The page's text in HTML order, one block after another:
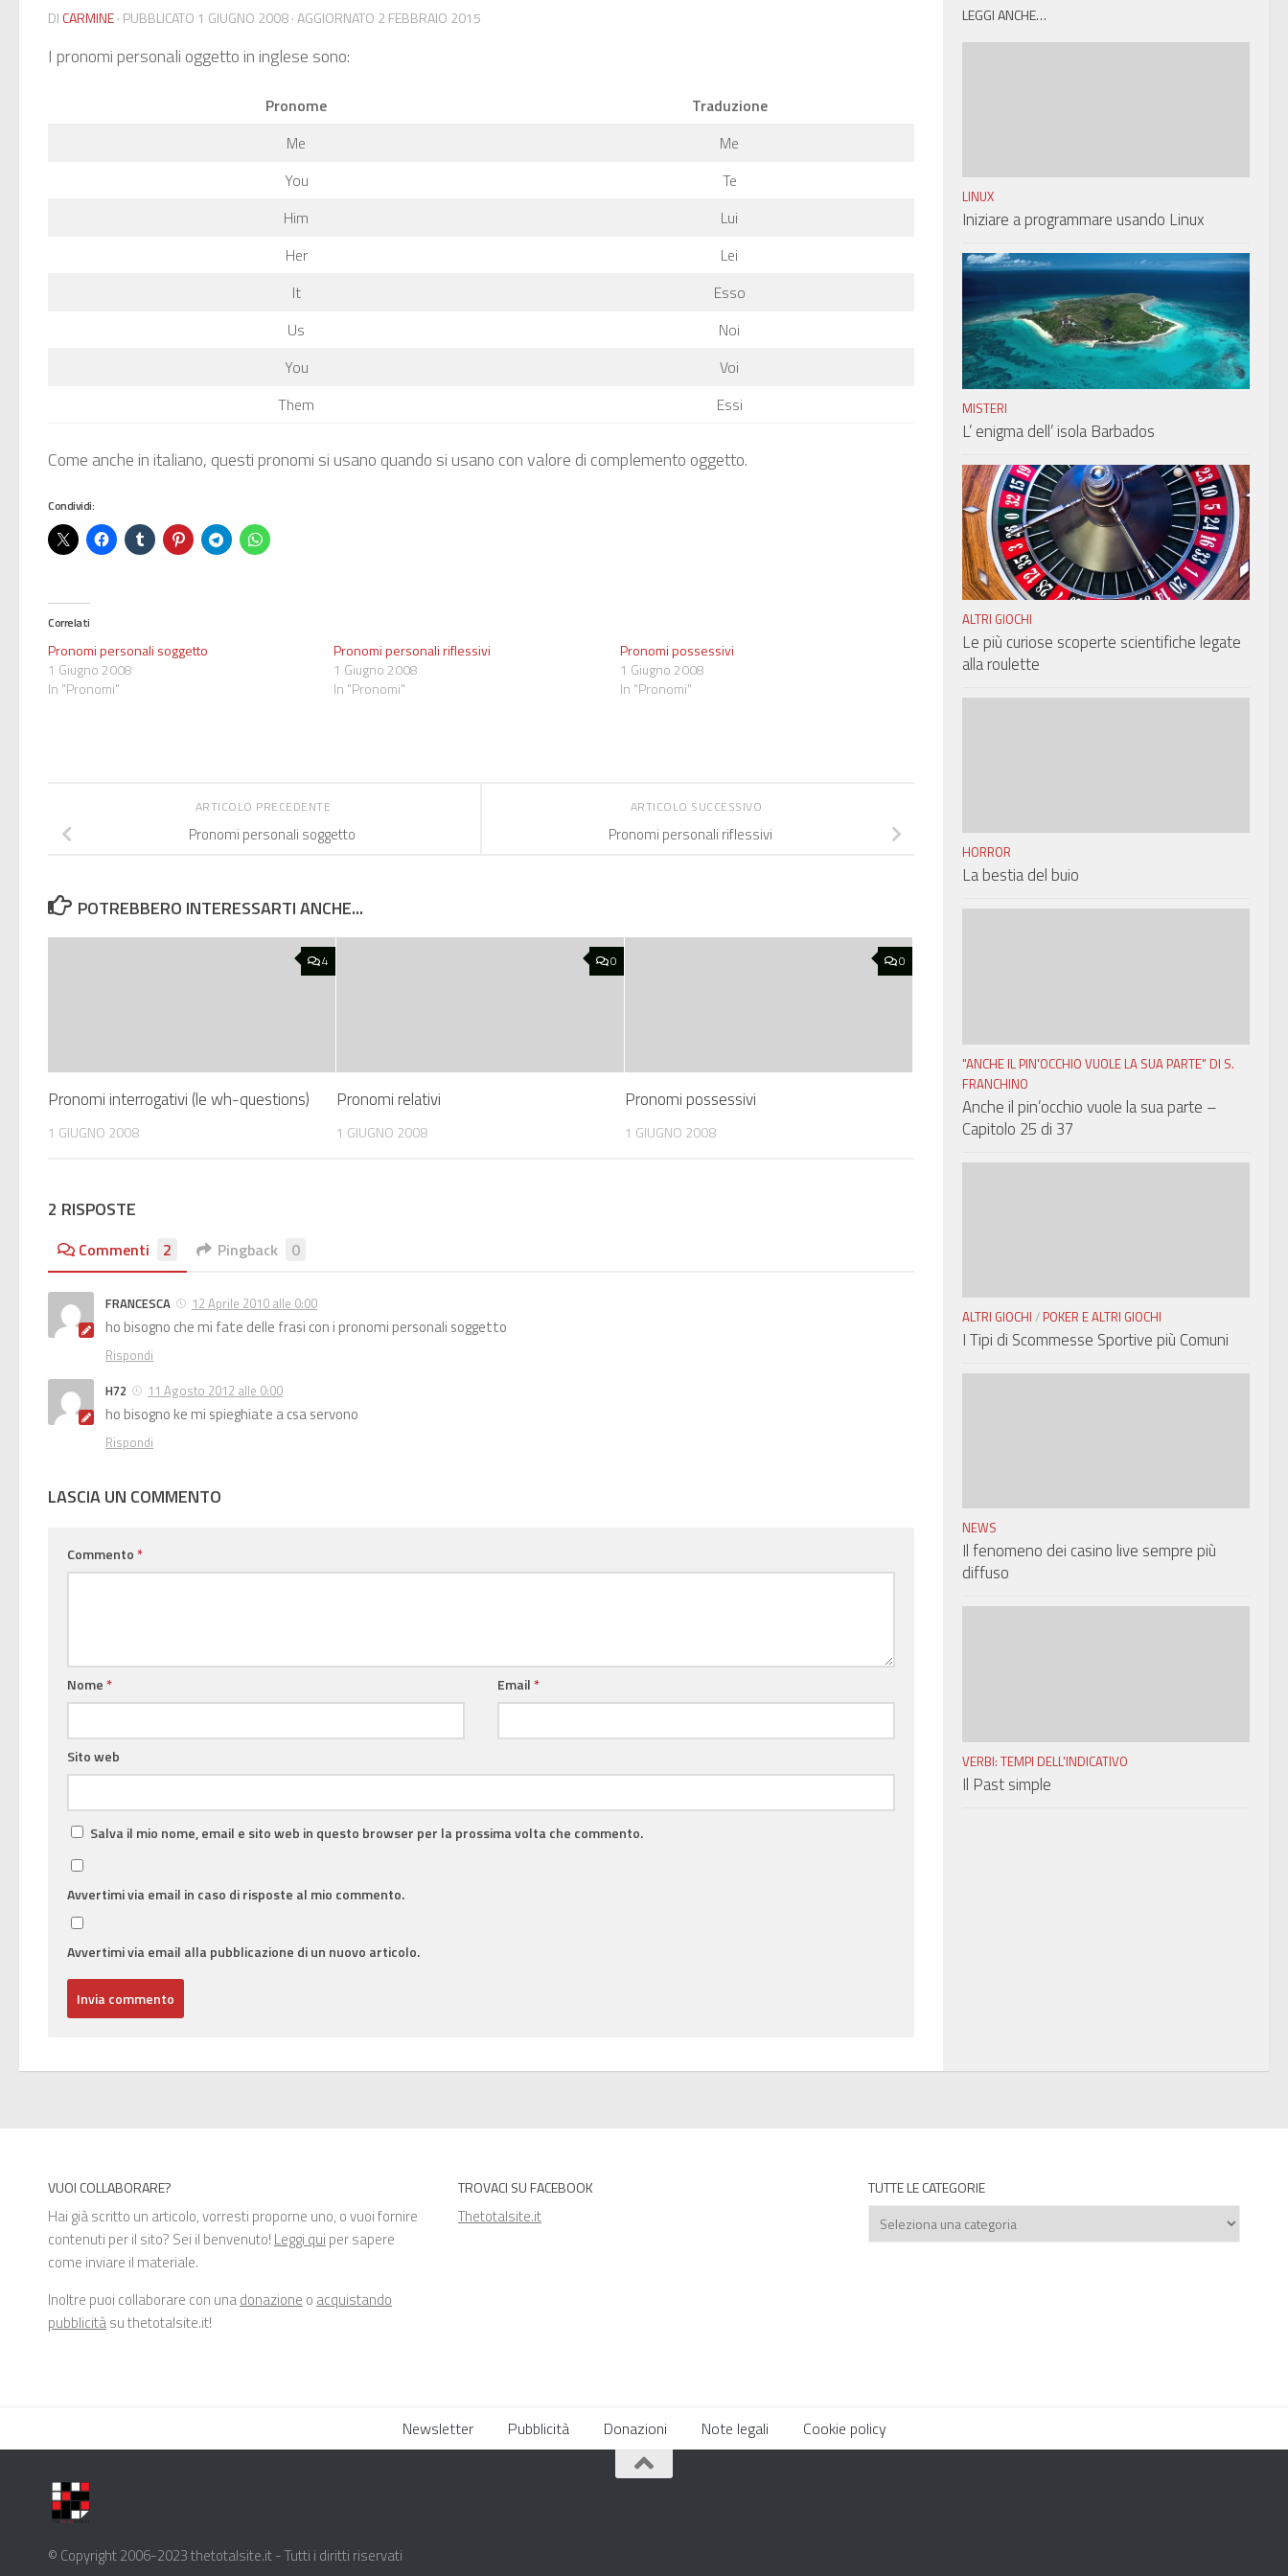
DI CARMINE· PUBBLICATO 1 GIUGNO 2008· AGGIORNATO 2 FEBBRAIO 2015
I pronomi personali oggetto in inglese sono:
Pronome
Traduzione
Me
Me
You
Te
Him
Lui
Her
Lei
It
Esso
Us
Noi
You
Voi
Them
Essi
Come anche in italiano, questi pronomi si usano quando si usano con valore di complemento oggetto.
Condividi:
Correlati
Pronomi personali soggetto
1 Giugno 2008
In "Pronomi"
Pronomi personali riflessivi
1 Giugno 2008
In "Pronomi"
Pronomi possessivi
1 Giugno 2008
In "Pronomi"
ARTICOLO SUCCESSIVO
Pronomi personali riflessivi
ARTICOLO PRECEDENTE
Pronomi personali soggetto
POTREBBERO INTERESSARTI ANCHE...
4
Pronomi interrogativi (le wh-questions)
1 GIUGNO 2008
0
Pronomi relativi
1 GIUGNO 2008
0
Pronomi possessivi
1 GIUGNO 2008
2 RISPOSTE
Commenti 2 Pingback 0
FRANCESCA 12 Aprile 2010 alle 0:00
ho bisogno che mi fate delle frasi con i pronomi personali soggetto
Rispondi
H72
11 Agosto 2012 alle 0:00
ho bisogno ke mi spieghiate a csa servono
Rispondi
LASCIA UN COMMENTO
Commento *
Nome * Email *
Sito web
Salva il mio nome, email e sito web in questo browser per la prossima volta che commento.
Avvertimi via email in caso di risposte al mio commento.
Avvertimi via email alla pubblicazione di un nuovo articolo.
LEGGI ANCHE…
LINUX
Iniziare a programmare usando Linux
MISTERI
L’ enigma dell’ isola Barbados
ALTRI GIOCHI
Le più curiose scoperte scientifiche legate
alla roulette
HORROR
La bestia del buio
"ANCHE IL PIN'OCCHIO VUOLE LA SUA PARTE" DI S.
FRANCHINO
Anche il pin’occhio vuole la sua parte –
Capitolo 25 di 37
ALTRI GIOCHI / POKER E ALTRI GIOCHI
I Tipi di Scommesse Sportive più Comuni
NEWS
Il fenomeno dei casino live sempre più
diffuso
VERBI: TEMPI DELL'INDICATIVO
Il Past simple
VUOI COLLABORARE?
Hai già scritto un articolo, vorresti proporne uno, o vuoi fornire
contenuti per il sito? Sei il benvenuto! Leggi qui per sapere
come inviare il materiale.
Inoltre puoi collaborare con unadonazione o acquistando
pubblicitàsu thetotalsite.it!
TROVACI SU FACEBOOK
Thetotalsite.it
TUTTE LE CATEGORIE
Tutte
le
Newsletter Pubblicità Donazioni Note legali Cookie policy
© Copyright 2006-2023 thetotalsite.it - Tutti i diritti riservati